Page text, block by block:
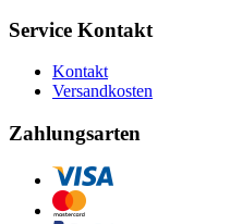
Service Kontakt
Kontakt
Versandkosten
Zahlungsarten